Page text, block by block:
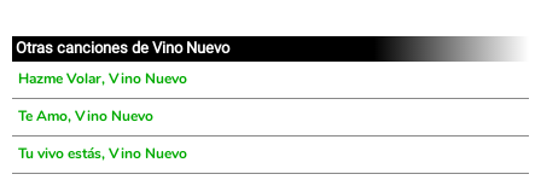
Otras canciones de Vino Nuevo
Hazme Volar, Vino Nuevo
Te Amo, Vino Nuevo
Tu vivo estás, Vino Nuevo